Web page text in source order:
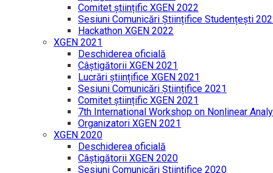
Comitet științific XGEN 2022
Sesiuni Comunicări Științifice Studențești
Hackathon XGEN 2022
XGEN 2021
Deschiderea oficială
Câștigătorii XGEN 2021
Lucrări științifice XGEN 2021
Sesiuni Comunicări Științifice 2021
Comitet științific XGEN 2021
7th International Workshop on Nonlinear
Organizatori XGEN 2021
XGEN 2020
Deschiderea oficială
Câștigătorii XGEN 2020
Sesiuni Comunicări Științifice 2020